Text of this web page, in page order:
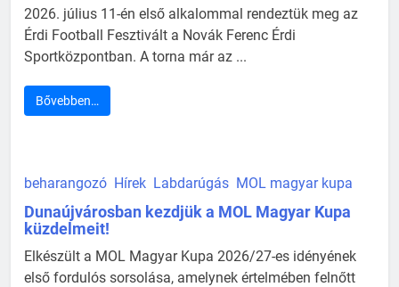
2026. július 11-én első alkalommal rendeztük meg az
Érdi Football Fesztivált a Novák Ferenc Érdi
Sportközpontban. A torna már az ...
Bővebben…
beharangozó Hírek Labdarúgás MOL magyar kupa
Dunaújvárosban kezdjük a MOL Magyar Kupa
küzdelmeit!
Elkészült a MOL Magyar Kupa 2026/27-es idényének
első fordulós sorsolása, amelynek értelmében felnőtt